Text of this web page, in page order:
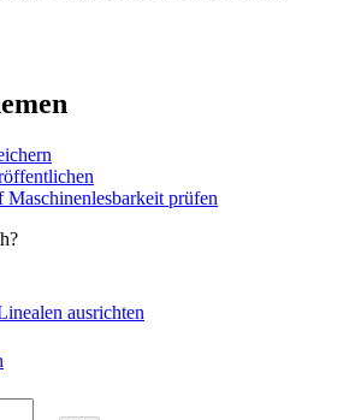
prüfen
ausrichten